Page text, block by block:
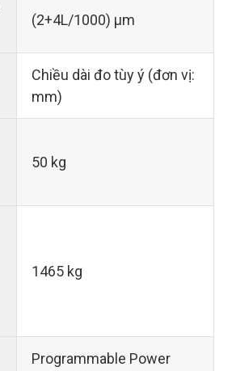
(2+4L/1000) µm
Chiều dài đo tùy ý (đơn vị:
mm)
50 kg
1465 kg
Programmable Power